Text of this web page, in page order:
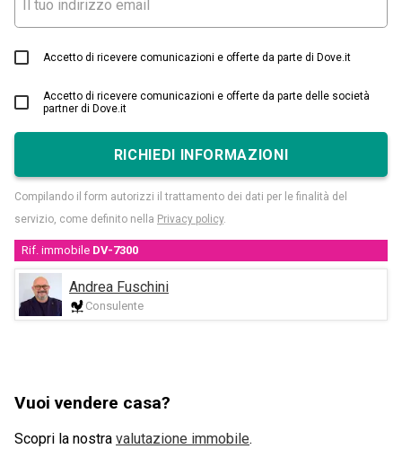
Accetto di ricevere comunicazioni e offerte da parte di Dove.it
Accetto di ricevere comunicazioni e offerte da parte delle società
partner di Dove.it
RICHIEDI INFORMAZIONI
Compilando il form autorizzi il trattamento dei dati per le finalità del
servizio, come definito nella Privacy policy.
Rif. immobile DV-7300
Andrea Fuschini
Consulente
Vuoi vendere casa?
Scopri la nostra valutazione immobile.